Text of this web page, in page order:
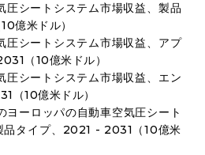
シートシステム市場収益、製品
億米ドル）
圧シートシステム市場収益、アプ
（10億米ドル）
シートシステム市場収益、エン
（10億米ドル）
ーロッパの自動車空気圧シート
品タイプ、2021 - 2031（10億米